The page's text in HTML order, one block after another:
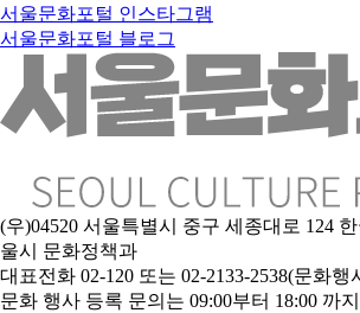
서울문화포털 인스타그램
서울문화포털 블로그
(우)04520 서울특별시 중구 세종대로 124
울시 문화정책과
대표전화 02-120 또는 02-2133-2538(문화행
문화 행사 등록 문의는 09:00부터 18:00 까